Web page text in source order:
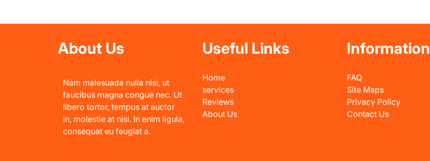
About Us
Nam malesuada nulla nisi, ut
faucibus magna congue nec. Ut
libero tortor, tempus at auctor
in, molestie at nisi. In enim ligula,
consequat eu feugiat a.
Useful Links
Home
services
Reviews
About Us
Information
FAQ
Site Maps
Privacy Policy
Contact Us